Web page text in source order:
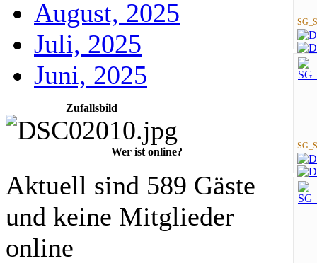
August, 2025
Juli, 2025
Juni, 2025
Zufallsbild
Wer ist online?
Aktuell sind 589 Gäste
und keine Mitglieder
online